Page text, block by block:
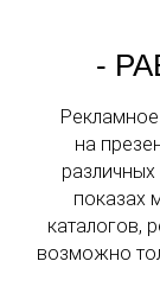
-
на
показах
каталогов,
возможно